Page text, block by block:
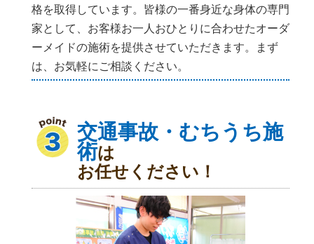
格を取得しています。皆様の一番身近な身体の専門
家として、お客様お一人おひとりに合わせたオーダ
ーメイドの施術を提供させていただきます。まず
は、お気軽にご相談ください。
交通事故・むちうち施
術は
お任せください！